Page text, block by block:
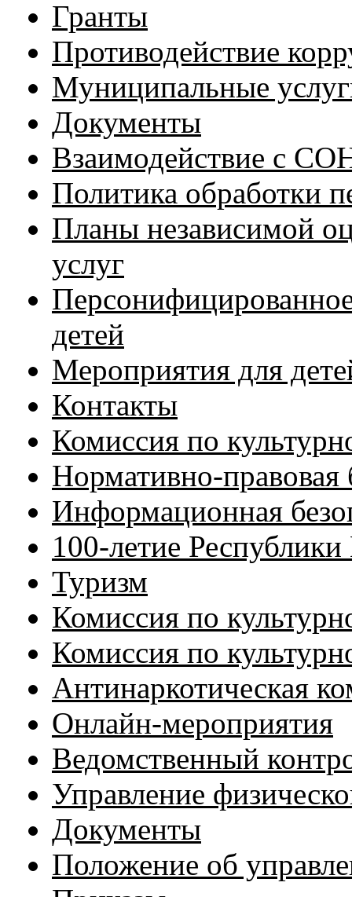
Гранты
Противодействие
Муниципальные
Документы
Взаимодействие с
Политика обработки
Планы независимой
услуг
детей
Мероприятия для
Контакты
Комиссия по
Нормативно-правовая
Информационная
100-летие
Туризм
Комиссия по
Комиссия по
Антинаркотическая
Онлайн-мероприятия
Ведомственный
Управление
Документы
Положение об